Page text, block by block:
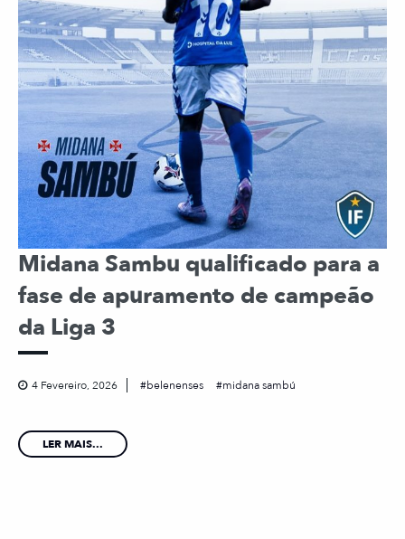
Midana Sambu qualificado para a
fase de apuramento de campeão
da Liga 3
4 Fevereiro, 2026 belenenses midana sambú
LER MAIS...